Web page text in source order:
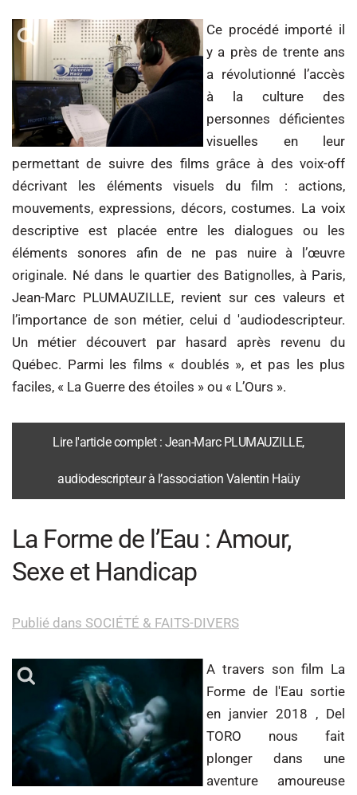
Ce procédé importé il
y a près de trente ans
a révolutionné l’accès
à la culture des
personnes déficientes
visuelles en leur
permettant de suivre des films grâce à des voix-off
décrivant les éléments visuels du film : actions,
mouvements, expressions, décors, costumes. La voix
descriptive est placée entre les dialogues ou les
éléments sonores afin de ne pas nuire à l’œuvre
originale. Né dans le quartier des Batignolles, à Paris,
Jean-Marc PLUMAUZILLE, revient sur ces valeurs et
l’importance de son métier, celui d 'audiodescripteur.
Un métier découvert par hasard après revenu du
Québec. Parmi les films « doublés », et pas les plus
faciles, « La Guerre des étoiles » ou « L’Ours ».
Lire l'article complet : Jean-Marc PLUMAUZILLE,
audiodescripteur à l’association Valentin Haüy
La Forme de l’Eau : Amour,
Sexe et Handicap
Publié dans SOCIÉTÉ & FAITS-DIVERS
A travers son film La
Forme de l'Eau sortie
en janvier 2018 , Del
TORO nous fait
plonger dans une
aventure amoureuse